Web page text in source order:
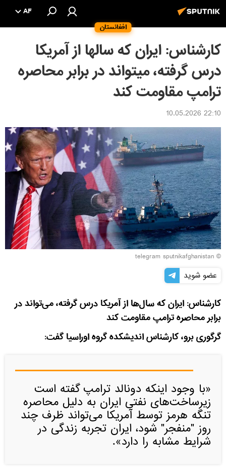
افغانستان
AF
کارشناس: ایران که سالها از آمریکا
درس گرفته، میتواند در برابر محاصره
ترامپ مقاومت کند
22:10 10.05.2026
© telegram sputnikafghanistan
عضو شوید
کارشناس: ایران که سال‌ها از آمریکا درس گرفته، می‌تواند در
برابر محاصره ترامپ مقاومت کند
گرگوری برو، کارشناس اندیشکده گروه اوراسیا گفت:
«با وجود اینکه دونالد ترامپ گفته است
زیرساخت‌های نفتی ایران به دلیل محاصره
تنگه هرمز توسط آمریکا می‌تواند ظرف چند
روز "منفجر" شود، ایران تجربه زندگی در
شرایط مشابه را دارد».